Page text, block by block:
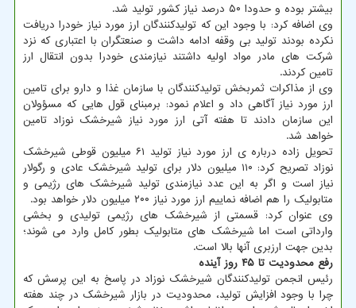
بیشتر بوده و حدودا ۵۰ درصد نیاز کشور تولید شد.
وی اضافه کرد: با وجود این که تولیدکنندگان ارز مورد نیاز خودرا دریافت
نکرده بودند تولید بی وقفه ادامه داشت و صنعتگران با اعتباری که نزد
شرکت های مادر مواد اولیه داشتند نیازمندی خودرا بدون انتقال ارز
تامین کردند.
وی از مذاکرات ثمربخش تولیدکنندگان با سازمان غذا و دارو برای تامین
ارز مورد نیاز آگاهی داد و اعلام نمود: برمبنای قول هایی که مسؤولان
این سازمان دادند تا هفته آتی ارز مورد نیاز شیرخشک نوزاد تامین
خواهد شد.
تحویل زاده درباره ی ارز مورد نیاز تولید ۶۱ میلیون قوطی شیرخشک
نوزاد تصریح کرد: ۱۱۰ میلیون دلار برای تولید شیرخشک عادی و رگولار
نیاز است و اگر به این عدد نیازمندی تولید شیرخشک های رژیمی و
متابولیک را هم اضافه نماییم ارز مورد نیاز ۲۰۰ میلیون دلار خواهد بود.
وی عنوان کرد: قسمتی از شیرخشک های رژیمی تولیدی و بخشی
وارداتی است اما شیرخشک های متابولیک بطور کامل وارد می شوند؛
بدین جهت ارزبری آنها بالا است.
رفع محدودیت تا ۴۵ روز آینده
رئیس انجمن تولیدکنندگان شیرخشک نوزاد در پاسخ به این پرسش که
چرا با وجود افزایش تولید، محدودیت در بازار شیرخشک در چند هفته